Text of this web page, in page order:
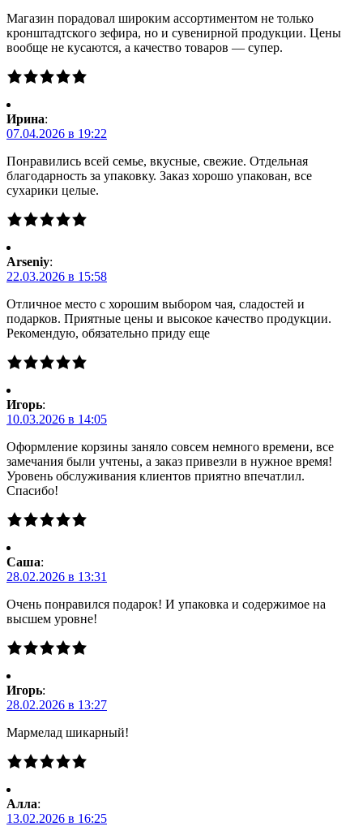
Магазин порадовал широким ассортиментом не только
кронштадтского зефира, но и сувенирной продукции. Цены
вообще не кусаются, а качество товаров — супер.
Ирина:
07.04.2026 в 19:22
Понравились всей семье, вкусные, свежие. Отдельная
благодарность за упаковку. Заказ хорошо упакован, все
сухарики целые.
Arseniy:
22.03.2026 в 15:58
Отличное место с хорошим выбором чая, сладостей и
подарков. Приятные цены и высокое качество продукции.
Рекомендую, обязательно приду еще
Игорь:
10.03.2026 в 14:05
Оформление корзины заняло совсем немного времени, все
замечания были учтены, а заказ привезли в нужное время!
Уровень обслуживания клиентов приятно впечатлил.
Спасибо!
Саша:
28.02.2026 в 13:31
Очень понравился подарок! И упаковка и содержимое на
высшем уровне!
Игорь:
28.02.2026 в 13:27
Мармелад шикарный!
Алла:
13.02.2026 в 16:25